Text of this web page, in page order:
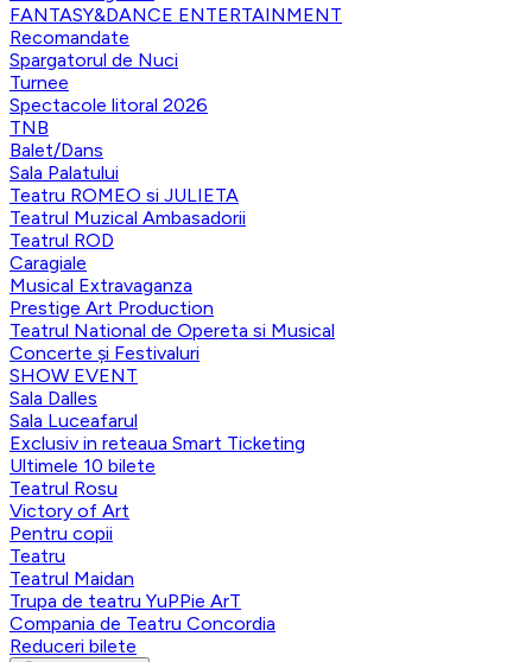
FANTASY&DANCE ENTERTAINMENT
Recomandate
Spargatorul de Nuci
Turnee
Spectacole litoral 2026
TNB
Balet/Dans
Sala Palatului
Teatru ROMEO si JULIETA
Teatrul Muzical Ambasadorii
Teatrul ROD
Caragiale
Musical Extravaganza
Prestige Art Production
Teatrul National de Opereta si Musical
Concerte și Festivaluri
SHOW EVENT
Sala Dalles
Sala Luceafarul
Exclusiv in reteaua Smart Ticketing
Ultimele 10 bilete
Teatrul Rosu
Victory of Art
Pentru copii
Teatru
Teatrul Maidan
Trupa de teatru YuPPie ArT
Compania de Teatru Concordia
Reduceri bilete